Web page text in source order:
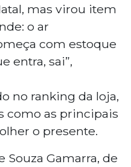
mas virou item
o ar
com estoque
entra, sai”,
no ranking da loja,
como as principais
o presente.
Souza Gamarra, de